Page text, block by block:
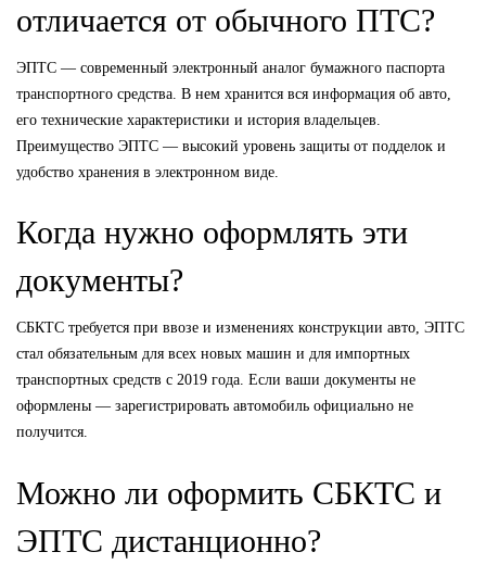
отличается от обычного ПТС?
ЭПТС — современный электронный аналог бумажного паспорта
транспортного средства. В нем хранится вся информация об авто,
его технические характеристики и история владельцев.
Преимущество ЭПТС — высокий уровень защиты от подделок и
удобство хранения в электронном виде.
Когда нужно оформлять эти
документы?
СБКТС требуется при ввозе и изменениях конструкции авто, ЭПТС
стал обязательным для всех новых машин и для импортных
транспортных средств с 2019 года. Если ваши документы не
оформлены — зарегистрировать автомобиль официально не
получится.
Можно ли оформить СБКТС и
ЭПТС дистанционно?